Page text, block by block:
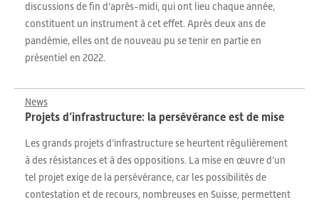
discussions de fin d’après-midi, qui ont lieu chaque année,
constituent un instrument à cet effet. Après deux ans de
pandémie, elles ont de nouveau pu se tenir en partie en
présentiel en 2022.
News
Projets d’infrastructure: la persévérance est de mise
Les grands projets d’infrastructure se heurtent régulièrement
à des résistances et à des oppositions. La mise en œuvre d’un
tel projet exige de la persévérance, car les possibilités de
contestation et de recours, nombreuses en Suisse, permettent